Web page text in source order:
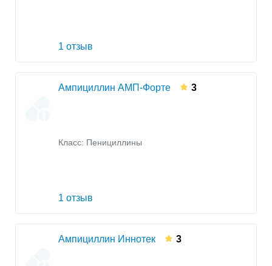
1 отзыв
Ампициллин АМП-Форте 3
Класс: Пенициллины
1 отзыв
Ампициллин Иннотек 3